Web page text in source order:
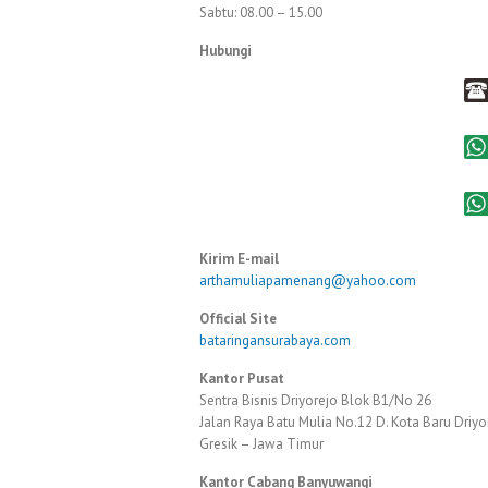
Sabtu: 08.00 – 15.00
Hubungi
Kirim E-mail
arthamuliapamenang@yahoo.com
Official Site
bataringansurabaya.com
Kantor Pusat
Sentra Bisnis Driyorejo Blok B1/No 26
Jalan Raya Batu Mulia No.12 D. Kota Baru
Gresik – Jawa Timur
Kantor Cabang Banyuwangi